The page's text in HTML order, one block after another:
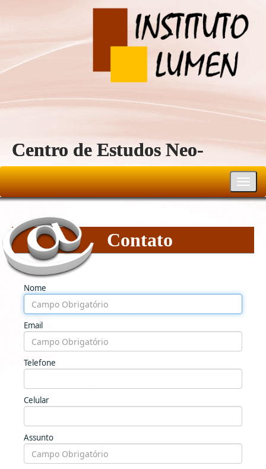
Centro de Estudos Neo-
Reichiano
Contato
Nome
Email
Telefone
Celular
Assunto